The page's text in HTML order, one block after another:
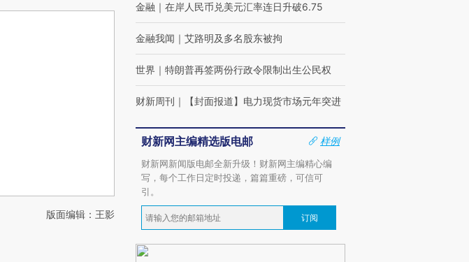
版面编辑：王影
金融 ｜ 在岸人民币兑美元汇率连日升破6.75
金融我闻 ｜ 艾路明及多名股东被拘
世界 ｜ 特朗普再签两份行政令限制出生公民权
财新周刊 ｜ 【封面报道】电力现货市场元年突进
财新网主编精选版电邮
样例
财新网新闻版电邮全新升级！财新网主编精心编
写，每个工作日定时投递，篇篇重磅，可信可
引。
订阅